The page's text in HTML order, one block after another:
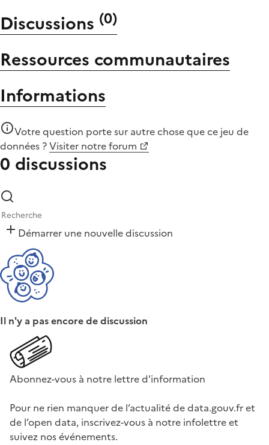
Discussions (0)
Ressources communautaires
Informations
Votre question porte sur autre chose quece jeu de
données ?Visiter notre forum
0 discussions
Démarrer une nouvelle discussion
Il n'y a pas encore de discussion
Abonnez-vous à notre lettre d'information
Pour ne rien manquer de l’actualité de data.gouv.fr et
de l’open data, inscrivez-vous à notre infolettre et
suivez nos événements.